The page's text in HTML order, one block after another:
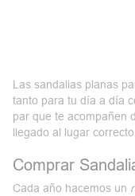
Las sandalias planas
tanto para tu día a día
par que te acompañen
llegado al lugar correcto.
Comprar
Cada año hacemos un